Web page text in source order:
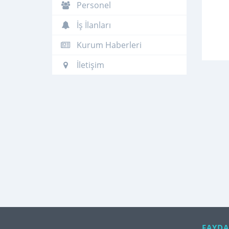
Personel
İş İlanları
Kurum Haberleri
İletişim